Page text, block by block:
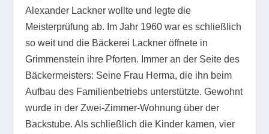
Alexander Lackner wollte und legte die
Meisterprüfung ab. Im Jahr 1960 war es schließlich
so weit und die Bäckerei Lackner öffnete in
Grimmenstein ihre Pforten. Immer an der Seite des
Bäckermeisters: Seine Frau Herma, die ihn beim
Aufbau des Familienbetriebs unterstützte. Gewohnt
wurde in der Zwei-Zimmer-Wohnung über der
Backstube. Als schließlich die Kinder kamen, vier